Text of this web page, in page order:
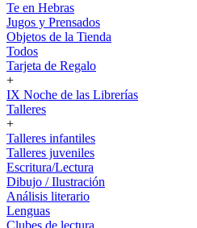
Te en Hebras
Jugos y Prensados
Objetos de la Tienda
Todos
Tarjeta de Regalo
+
IX Noche de las Librerías
Talleres
+
Talleres infantiles
Talleres juveniles
Escritura/Lectura
Dibujo / Ilustración
Análisis literario
Lenguas
Clubes de lectura